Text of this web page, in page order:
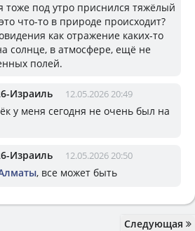
тоже под утро приснился тяжёлый
что-то в природе происходит?
как отражение каких-то
солнце, в атмосфере, ещё не
полей.
Израиль 12.05.2026 20:49
у меня сегодня не очень был на
Израиль 12.05.2026 20:50
, все может быть
Следующая